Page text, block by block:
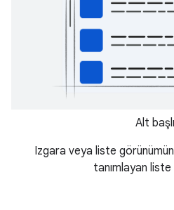
Alt
Izgara veya liste
tanımlayan